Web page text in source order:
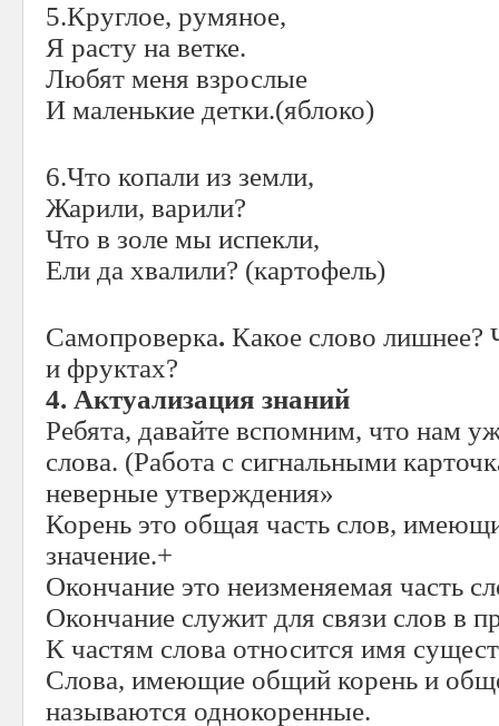
5.Круглое, румяное,
Я расту на ветке.
Любят меня взрослые
И маленькие детки.(яблоко)
6.Что копали из земли,
Жарили, варили?
Что в золе мы испекли,
Ели да хвалили? (картофель)
Самопроверка. Какое слово лишнее?
и фруктах?
4. Актуализация знаний
Ребята, давайте вспомним, что нам
слова. (Работа с сигнальными
неверные утверждения»
Корень это общая часть слов,
значение.+
Окончание это неизменяемая часть
Окончание служит для связи слов в
К частям слова относится имя
Слова, имеющие общий корень и
называются однокоренные.